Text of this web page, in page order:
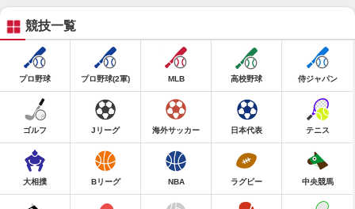
競技一覧
プロ野球 プロ野球(2軍) MLB 高校野球 侍ジャパン
ゴルフ Jリーグ 海外サッカー 日本代表 テニス
大相撲 Bリーグ NBA ラグビー 中央競馬